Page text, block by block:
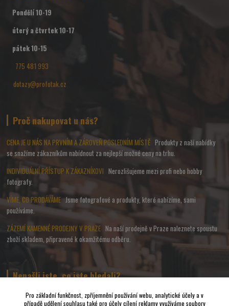
Pondělí 10-19
úterý a čtvrtek 10-17
pátek 10-15
775 481 993
dotazy@profotak.cz
Proč nakupovat u nás?
CENA JE U NÁS NA PRVNÍM A ZÁROVEŇ POSLEDNÍM MÍSTĚ Produkty z naší nabídky
se snažíme zákazníkům nabídnout za nejlepší možné ceny na trhu.
INDIVIDUÁLNÍ PŘÍSTUP K ZÁKAZNÍKOVINerozlišujeme mezi profi nebo hobby
fotografy.
VÍME, CO PRODÁVÁMEJsme fotografové a produkty, které nabízíme, sami
používáme.
ZÁZEMÍ KAMENNÉ PRODEJNY V PRAZENa naší prodejně v Praze naleznete spoustu
zboží skladem, připravené k okamžitému odběru.
Nenašli jste, co jste hledali?
Pro základní funkčnost, zpříjemnění používání webu, analytické účely a v
případě udělení souhlasu také pro účely cílení reklamy využíváme soubory